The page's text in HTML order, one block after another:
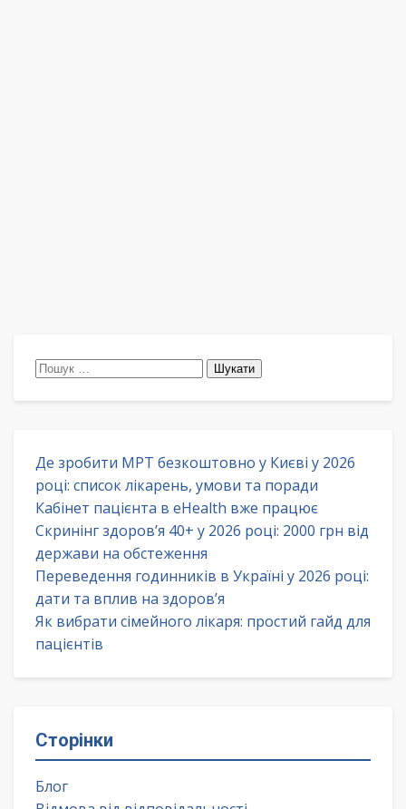
Пошук:
Де зробити МРТ безкоштовно у Києві у 2026
році: список лікарень, умови та поради
Кабінет пацієнта в eHealth вже працює
Скринінг здоров’я 40+ у 2026 році: 2000 грн від
держави на обстеження
Переведення годинників в Україні у 2026 році:
дати та вплив на здоров’я
Як вибрати сімейного лікаря: простий гайд для
пацієнтів
Сторінки
Блог